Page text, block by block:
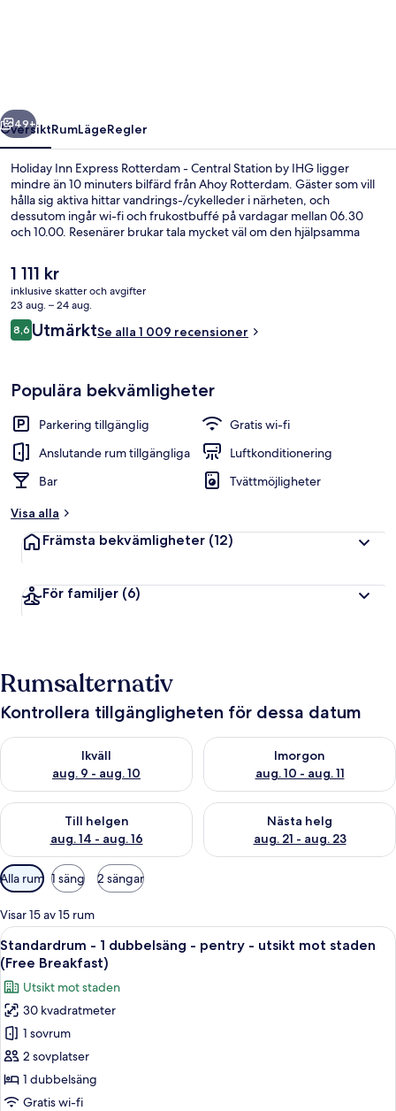
Station
by
IHG
Nästa
49+
ÖversiktRumLägeRegler
Holiday Inn Express Rotterdam - Central Station by IHG ligger
mindre än 10 minuters bilfärd från Ahoy Rotterdam. Gäster som vill
hålla sig aktiva hittar vandrings-/cykelleder i närheten, och
dessutom ingår wi-fi och frukostbuffé på vardagar mellan 06.30
och 10.00. Resenärer brukar tala mycket väl om den hjälpsamma
Det
nuvarande
priset
är
1 111 kr
1 111 kr
inklusive skatter och avgifter
23 aug. – 24 aug.
Recensioner
8,68,6 av 10,
UtmärktSe alla 1 009 recensioner
Populära bekvämligheter
Parkering tillgänglig
Gratis wi-fi
Anslutande rum tillgängliga
Luftkonditionering
Bar
Tvättmöjligheter
Visa alla
Främsta bekvämligheter (12)
För familjer (6)
Rumsalternativ
Kontrollera tillgängligheten för dessa datum
Ikväll
aug. 9 - aug. 10
Kontrollera tillgängligheten för ikväll aug. 9 - aug. 10
Imorgon
aug. 10 - aug. 11
Kontrollera tillgängligheten
Till helgen
aug. 14 - aug. 16
Kontrollera tillgängligheten för den här helgen aug. 14 - aug.
Nästa helg
aug. 21 - aug. 23
Kontrollera tillgängligheten
Tillgängliga
filter
för
rum
Alla rum 1 säng 2 sängar
Visar 15 av 15 rum
Öppna
alla
foton
för
Standardrum
-
1
dubbelsäng
-
Ett hotellrum med en stor säng, ett
12
Standardrum - 1 dubbelsäng - pentry - utsikt mot staden
(Free Breakfast)
Utsikt mot staden
30 kvadratmeter
1 sovrum
2 sovplatser
1 dubbelsäng
Gratis wi-fi